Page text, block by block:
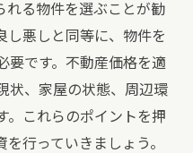
れる物件を選ぶことが勧
し悪しと同等に、物件を
要です。不動産価格を適
状、家屋の状態、周辺環
。これらのポイントを押
行っていきましょう。